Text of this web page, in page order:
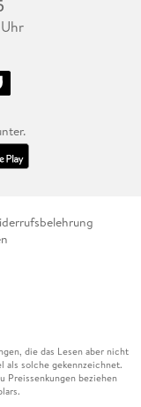
die das Lesen aber nicht
als solche gekennzeichnet.
Preissenkungen beziehen